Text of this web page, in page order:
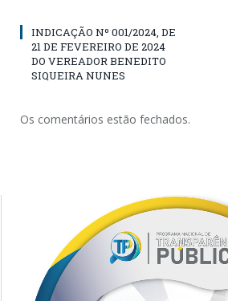
INDICAÇÃO Nº 001/2024, DE
21 DE FEVEREIRO DE 2024
DO VEREADOR BENEDITO
SIQUEIRA NUNES
Os comentários estão fechados.